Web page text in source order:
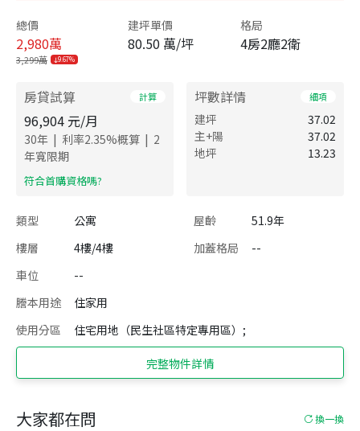
總價
2,980萬
3,299萬 9.67%
建坪單價
80.50 萬/坪
格局
4房2廳2衛
房貸試算 計算
96,904 元/月
30年 | 利率2.35%概算 | 2
年寬限期
​符合首購資格嗎?
坪數詳情 細項
建坪
37.02
主+陽
37.02
地坪
13.23
類型 公寓 屋齡
51.9年
樓層
4樓/4樓 加蓋格局
--
車位
--
謄本用途
住家用
使用分區
住宅用地（民生社區特定專用區）;
完整物件詳情
大家都在問 換一換